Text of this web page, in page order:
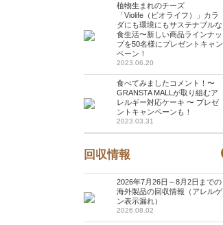
植物生まれのチーズ
「Violife（ビオライフ）」カラ
ダにも環境にもサステナブルな
食生活〜新しい商品ラインナッ
プを50名様にプレゼントキャン
ペーン！
2023.06.20
食べてみましたコメント！〜
GRANSTA MALLが取り組むア
レルギー対応ケーキ 〜 プレゼ
ントキャンペーンも！
2023.03.31
回収情報
2026年7月26日～8月2日までの
海外製品の回収情報（アレルゲ
ン表示漏れ）
2026.08.02